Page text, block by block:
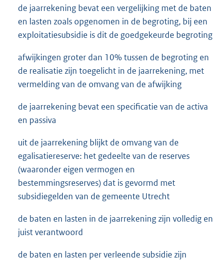
de jaarrekening bevat een vergelijking met de baten
en lasten zoals opgenomen in de begroting, bij een
exploitatiesubsidie is dit de goedgekeurde begroting
afwijkingen groter dan 10% tussen de begroting en
de realisatie zijn toegelicht in de jaarrekening, met
vermelding van de omvang van de afwijking
de jaarrekening bevat een specificatie van de activa
en passiva
uit de jaarrekening blijkt de omvang van de
egalisatiereserve: het gedeelte van de reserves
(waaronder eigen vermogen en
bestemmingsreserves) dat is gevormd met
subsidiegelden van de gemeente Utrecht
de baten en lasten in de jaarrekening zijn volledig en
juist verantwoord
de baten en lasten per verleende subsidie zijn